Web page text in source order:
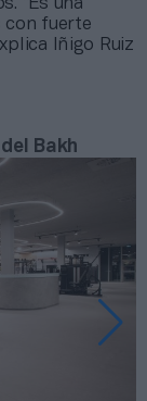
“Es una
con fuerte
Iñigo Ruiz
Bakh